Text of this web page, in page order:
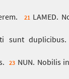
21 LAMED.
sunt duplicibus.
23 NUN. Nobilis